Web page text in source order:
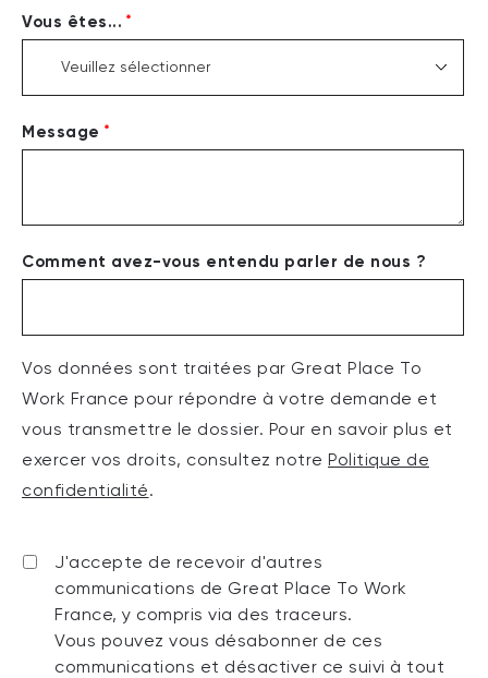
Vous êtes... *
Message *
Comment avez-vous entendu parler de nous ?
Vos données sont traitées par Great Place To
Work France pour répondre à votre demande et
vous transmettre le dossier. Pour en savoir plus et
exercer vos droits, consultez notre Politique de
confidentialité.
J'accepte de recevoir d'autres
communications de Great Place To Work
France, y compris via des traceurs.
Vous pouvez vous désabonner de ces
communications et désactiver ce suivi à tout